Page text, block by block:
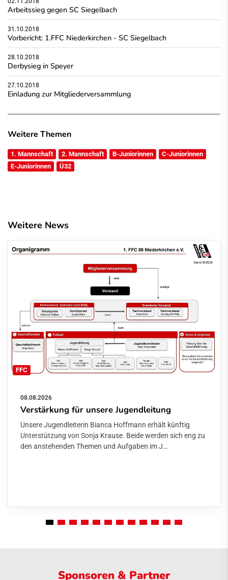
Arbeitssieg gegen SC Siegelbach
31.10.2018
Vorbericht: 1.FFC Niederkirchen - SC Siegelbach
28.10.2018
Derbysieg in Speyer
27.10.2018
Einladung zur Mitgliederversammlung
Weitere Themen
1. Mannschaft 2. Mannschaft B-Juniorinnen
C-Juniorinnen
E-Juniorinnen
Ü32
Weitere News
FFC
08.08.2026
Verstärkung für unsere Jugendleitung
Unsere Jugendleiterin Bianca Hoffmann erhält künftig
Unterstützung von Sonja Krause. Beide werden sich eng zu
den anstehenden Themen und Aufgaben im J…
Sponsoren & Partner